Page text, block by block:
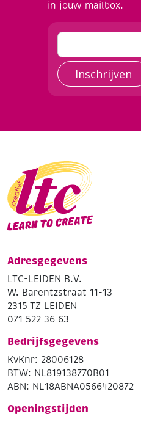
in jouw mailbox.
Inschrijven
Adresgegevens
LTC-LEIDEN B.V.
W. Barentzstraat 11-13
2315 TZ LEIDEN
071 522 36 63
Bedrijfsgegevens
KvKnr: 28006128
BTW: NL819138770B01
ABN: NL18ABNA0566420872
Openingstijden